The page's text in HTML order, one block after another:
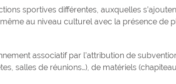
sportives différentes, auxquelles
au niveau culturel avec la présence de
associatif par l’attribution de
salles de réunions…), de matériels